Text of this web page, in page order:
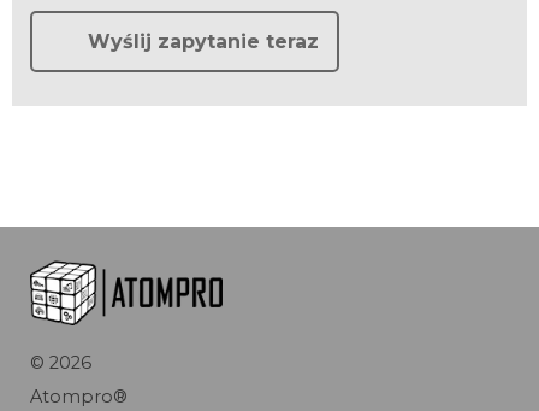
Wyślij zapytanie teraz
© 2026
Atompro®